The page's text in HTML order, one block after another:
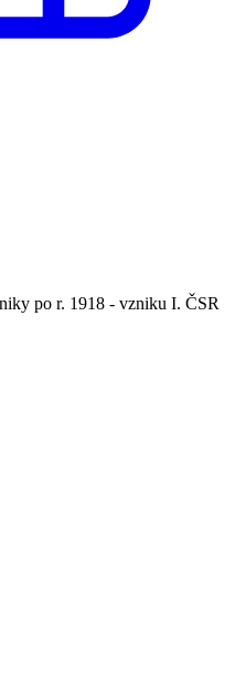
po r. 1918 - vzniku I. ČSR